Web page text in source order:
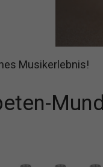
Musikerlebnis!